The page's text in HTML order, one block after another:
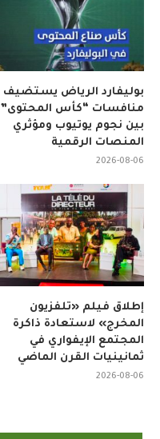
بوليفارد الرياض يستضيف
منافسات “كأس المحتوى”
بين نجوم يوتيوب ومؤثري
المنصات الرقمية
2026-08-06
إطلاق فيلم «تلفزيون
المخرج» لاستعادة ذاكرة
المجتمع الإيفواري في
ثمانينيات القرن الماضي
2026-08-06